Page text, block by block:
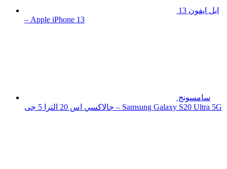
ابل ايفون 13
– Apple iPhone 13
سامسونج
جالاكسي اس 20 الترا 5 جى – Samsung Galaxy S20 Ultra 5G